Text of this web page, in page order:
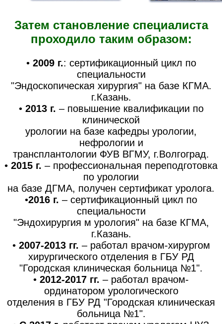
Затем становление специалиста
проходило таким образом:
• 2009 г.: сертификационный цикл по
специальности
"Эндоскопическая хирургия" на базе КГМА.
г.Казань.
• 2013 г. – повышение квалификации по
клинической
урологии на базе кафедры урологии,
нефрологии и
трансплантологии ФУВ ВГМУ, г.Волгоград.
• 2015 г. – профессиональная переподготовка
по урологии
на базе ДГМА, получен сертификат уролога.
•2016 г. – сертификационный цикл по
специальности
"Эндохирургия м урология" на базе КГМА,
г.Казань.
• 2007-2013 гг. – работал врачом-хирургом
хирургического отделения в ГБУ РД
"Городская клиническая больница №1".
• 2012-2017 гг. – работал врачом-
ординатором урологического
отделения в ГБУ РД "Городская клиническая
больница №1".